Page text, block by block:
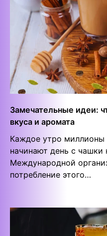
Замечательные идеи:
вкуса и аромата
Каждое утро
начинают день с
Международной
потребление этого…